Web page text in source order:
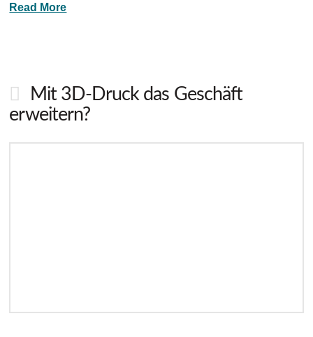
Read More
Mit 3D-Druck das Geschäft
erweitern?